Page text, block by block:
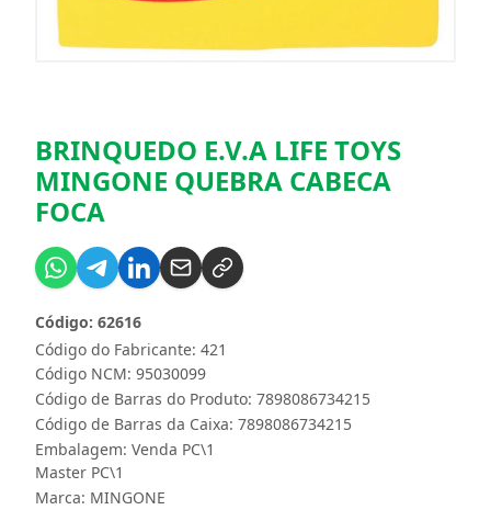
BRINQUEDO E.V.A LIFE TOYS
MINGONE QUEBRA CABECA
FOCA
Código do Fabricante: 421
Código: 62616
Código NCM: 95030099
Código de Barras do Produto: 7898086734215
Código de Barras da Caixa: 7898086734215
Embalagem: Venda PC\1
Master PC\1
Marca: MINGONE